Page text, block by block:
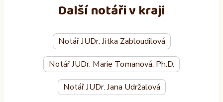
Další notáři v kraji
Notář JUDr. Jitka Zabloudilová
Notář JUDr. Marie Tomanová, Ph.D.
Notář JUDr. Jana Udržalová